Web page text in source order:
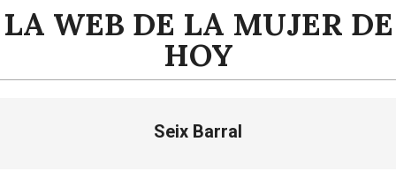
Saltar
alLA WEB DE LA MUJER DE
HOY
Seix Barral